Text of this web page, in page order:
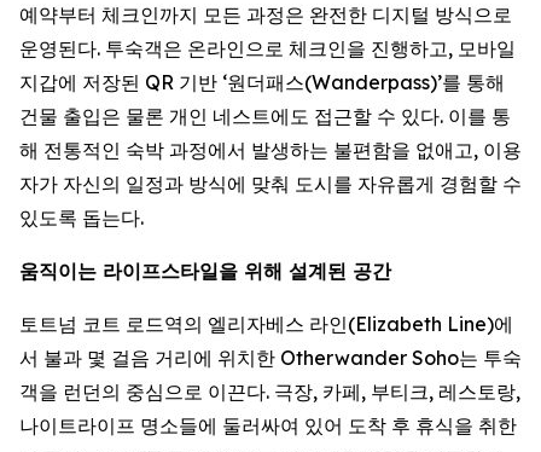
예약부터 체크인까지 모든 과정은 완전한 디지털 방식으로
운영된다. 투숙객은 온라인으로 체크인을 진행하고, 모바일
지갑에 저장된 QR 기반 ‘원더패스(Wanderpass)’를 통해
건물 출입은 물론 개인 네스트에도 접근할 수 있다. 이를 통
해 전통적인 숙박 과정에서 발생하는 불편함을 없애고, 이용
자가 자신의 일정과 방식에 맞춰 도시를 자유롭게 경험할 수
있도록 돕는다.
움직이는 라이프스타일을 위해 설계된 공간
토트넘 코트 로드역의 엘리자베스 라인(Elizabeth Line)에
서 불과 몇 걸음 거리에 위치한 Otherwander Soho는 투숙
객을 런던의 중심으로 이끈다. 극장, 카페, 부티크, 레스토랑,
나이트라이프 명소들에 둘러싸여 있어 도착 후 휴식을 취한